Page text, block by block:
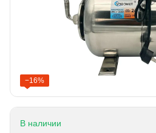
−16%
В наличии